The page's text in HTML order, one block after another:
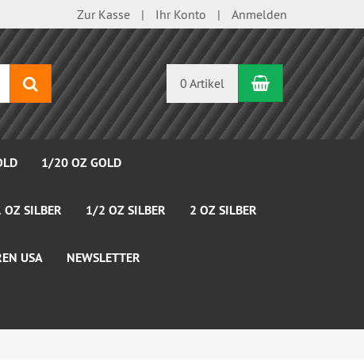
Zur Kasse Ihr Konto Anmelden
Suchen 0 Artikel Warenkorb
1/20 OZ GOLD
OZ SILBER 1/2 OZ SILBER 2 OZ SILBER
USA NEWSLETTER